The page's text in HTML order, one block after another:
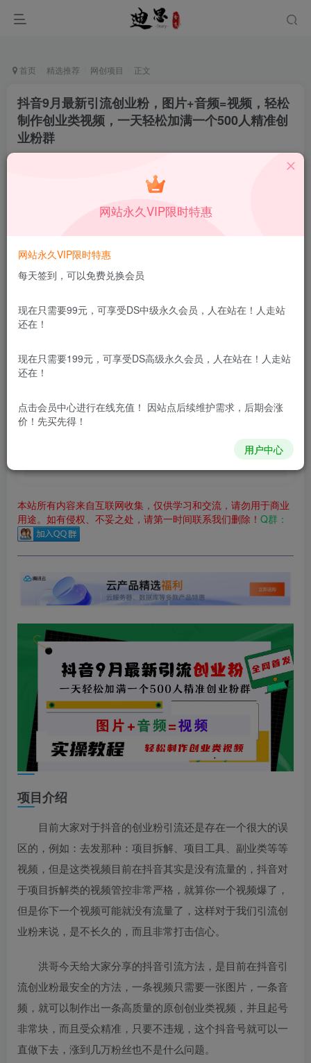
首页 精选推荐 网创项目 正文
抖音9月最新引流创业粉，图片+音频=视频，轻松
制作创业类视频，一天轻松加满一个500人精准创
业粉群
私信
此内容为付费资源，请付费后查看
1.99
DS中级会员免费 DS高级会员免费
您当前未登录！建议登陆后购买，可保存购买订单
本站付费资源为网络虚拟产品，由于网络资源具有极快的可复制性，
RMB下载，积分下
积分只需签到就可以获
本站所有内容来自互联网收集，仅供学习和交流，请勿用于商业
用途。如有侵权、不妥之处，请第一时间联系我们删除！ Q群：
项目介绍
目前大家对于抖音的创业粉引流还是存在一个很大的误
区的，例如：去发那种：项目拆解、项目工具、副业类等等
视频，但是这类视频目前在抖音其实是没有流量的，抖音对
于项目拆解类的视频管控非常严格，就算你一个视频爆了，
但是你下一个视频可能就没有流量了，这样对于我们引流创
业粉来说，是不长久的，而且非常打击信心。
洪哥今天给大家分享的抖音引流方法，是目前在抖音引
流创业粉最安全的方法，一条视频只需要一张图片，一条音
频，就可以制作出一条高质量的原创创业类视频，并且起号
非常块，而且受众精准，只要不违规，这个抖音号就可以一
直做下去，涨到几万粉丝也不是什么问题。
网站永久VIP限时特惠
网站永久VIP限时特惠
每天签到，可以免费兑换会员
现在只需要99元，可享受DS中级永久会员，人在站在！人走站
还在！
现在只需要199元，可享受DS高级永久会员，人在站在！人走站
还在！
点击会员中心进行在线充值！ 因站点后续维护需求，后期会涨
价！先买先得！
用户中心